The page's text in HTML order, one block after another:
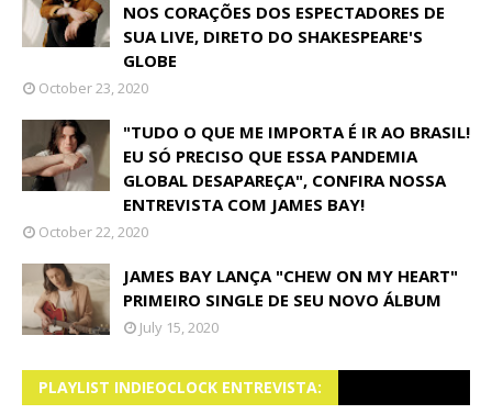
NOS CORAÇÕES DOS ESPECTADORES DE
SUA LIVE, DIRETO DO SHAKESPEARE'S
GLOBE
October 23, 2020
"TUDO O QUE ME IMPORTA É IR AO BRASIL!
EU SÓ PRECISO QUE ESSA PANDEMIA
GLOBAL DESAPAREÇA", CONFIRA NOSSA
ENTREVISTA COM JAMES BAY!
October 22, 2020
JAMES BAY LANÇA "CHEW ON MY HEART"
PRIMEIRO SINGLE DE SEU NOVO ÁLBUM
July 15, 2020
PLAYLIST INDIEOCLOCK ENTREVISTA: